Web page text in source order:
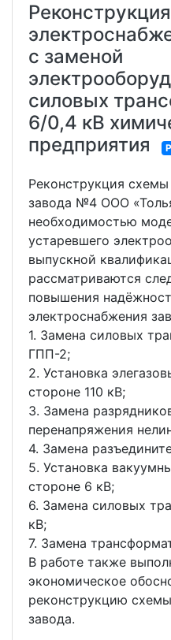
Реконструкция
с заменой
силовых
6/0,4 кВ
предприятия
Реконструкция
завода №4 ООО
необходимостью
устаревшего
выпускной
рассматриваются
повышения
электроснабжения
1. Замена силовых
ГПП-2;
2. Установка
стороне 110 кВ;
3. Замена
перенапряжения
4. Замена
5. Установка
стороне 6 кВ;
6. Замена силовых
кВ;
7. Замена
В работе также
экономическое
реконструкцию
завода.